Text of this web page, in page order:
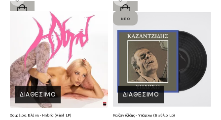
ΔΙΑΘΈΣΙΜΟ
Φουρέιρα Ελένη - Hybrid (Vinyl LP)
ΔΙΑΘΈΣΙΜΟ
ΝΈΟ
Καζαντζίδης - Υπάρχω (Βινύλιο Lp)